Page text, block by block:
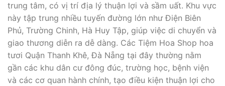
trung tâm, có vị trí địa lý thuận lợi và sầm uất. Khu vực
này tập trung nhiều tuyến đường lớn như Điện Biên
Phủ, Trường Chinh, Hà Huy Tập, giúp việc di chuyển và
giao thương diễn ra dễ dàng. Các Tiệm Hoa Shop hoa
tươi Quận Thanh Khê, Đà Nẵng tại đây thường nằm
gần các khu dân cư đông đúc, trường học, bệnh viện
và các cơ quan hành chính, tạo điều kiện thuận lợi cho